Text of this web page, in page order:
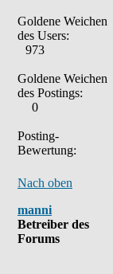
Goldene Weichen
des Users:
973
Goldene Weichen
des Postings:
0
Posting-
Bewertung:
Nach oben
manni
Betreiber des
Forums